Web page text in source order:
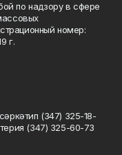
по надзору в сфере
номер:
г.
(347) 325-18-
(347) 325-60-73